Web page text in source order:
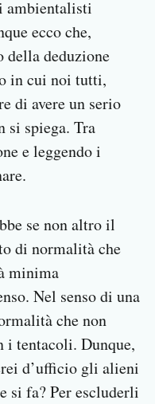
ambientalisti
ecco che,
deduzione
in cui noi tutti,
di avere un serio
si spiega. Tra
e leggendo i
se non altro il
di normalità che
minima
Nel senso di una
che non
i tentacoli. Dunque,
d’ufficio gli alieni
si fa? Per escluderli